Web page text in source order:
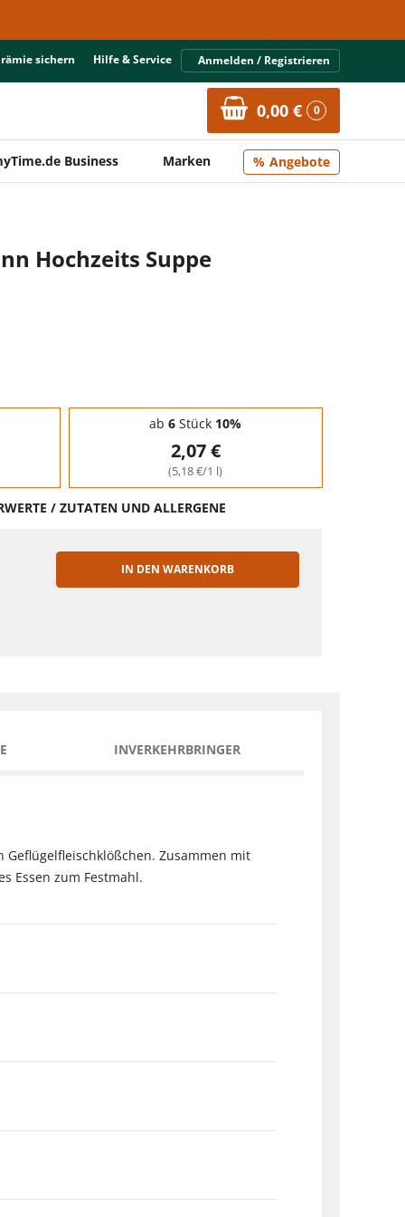
sichern Hilfe & Service Anmelden / Registrieren
0,00 € 0
Business Marken Angebote
Hochzeits Suppe
ab 6 Stück 10%
2,07 €
(5,18 €/1 l)
/ ZUTATEN UND ALLERGENE
IN DEN WARENKORB
INVERKEHRBRINGER
Zusammen mit
Essen zum Festmahl.